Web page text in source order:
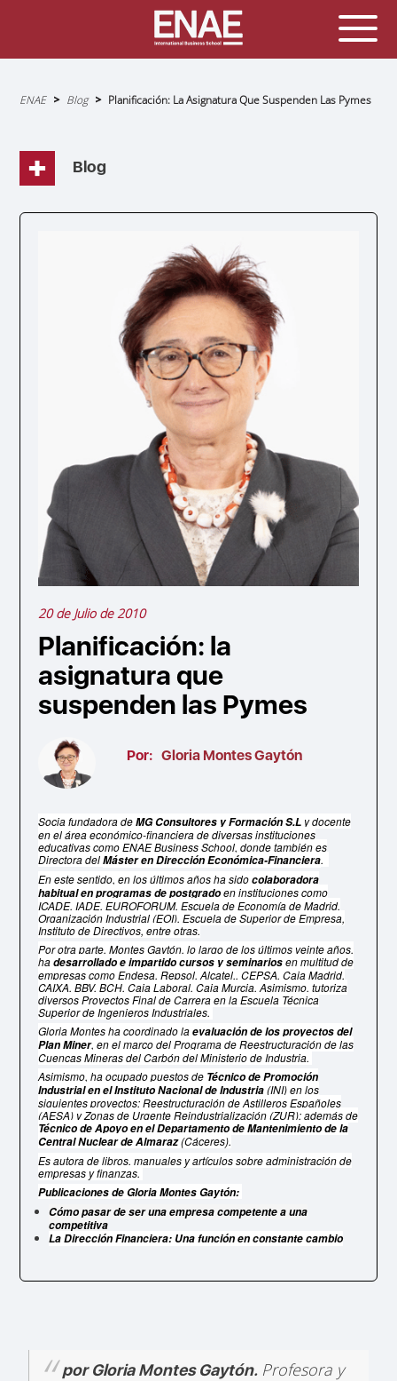
Sobrescribir
la
navegación
ENAE Blog Planificación: La Asignatura Que Suspenden Las Pymes
Blog
20 de Julio de 2010
Planificación: la
asignatura que
suspenden las Pymes
Por: Gloria Montes Gaytón
Socia fundadora deMG Consultores y Formación S.L y docente
en el área económico-financiera de diversas instituciones
educativas como ENAE Business School, donde también es
Directora delMáster en Dirección Económica-Financiera.
En este sentido, en los últimos años ha sidocolaboradora
habitual en programas de postgradoen instituciones como
ICADE, IADE, EUROFORUM, Escuela de Economía de Madrid,
Organización Industrial (EOI), Escuela de Superior de Empresa,
Instituto de Directivos, entre otras.
Por otra parte, Montes Gaytón, lo largo de los últimos veinte años,
hadesarrollado e impartido cursos y seminariosen multitud de
empresas como Endesa, Repsol, Alcatel,, CEPSA, Caja Madrid,
CAIXA, BBV, BCH, Caja Laboral, Caja Murcia. Asimismo, tutoriza
diversos Proyectos Final de Carrera en la Escuela Técnica
Superior de Ingenieros Industriales.
Gloria Montes ha coordinado laevaluación de los proyectos del
Plan Miner, en el marco del Programa de Reestructuración de las
Cuencas Mineras del Carbón del Ministerio de Industria.
Asimismo, ha ocupado puestos de Técnico de Promoción
Industrial en el Instituto Nacional de Industria(INI) en los
siguientes proyectos: Reestructuración de Astilleros Españoles
(AESA) y Zonas de Urgente Reindustrialización (ZUR); además de
Técnico de Apoyo en el Departamento de Mantenimiento de la
Central Nuclear de Almaraz(Cáceres).
Es autora de libros, manuales y artículos sobre administración de
empresas y finanzas.
Publicaciones de Gloria Montes Gaytón:
Cómo pasar de ser una empresa competente a una
competitiva
La Dirección Financiera: Una función en constante cambio
por Gloria Montes Gaytón. Profesora y